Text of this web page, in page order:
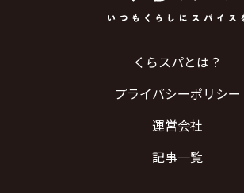
くらスパとは？
プライバシーポリシー
運営会社
記事一覧